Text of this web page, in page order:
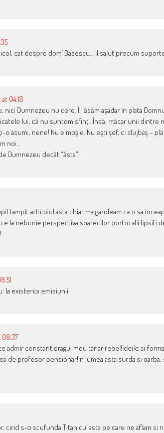
cat despre dom’ Basescu… il salut precum
at 04:18
nici Dumnezeu nu cere. Îl lăsăm aşadar în plata
lui, că nu suntem sfinţi. Însă, măcar unii dintre
o asumi, nene! Nu e moşie. Nu eşti şef, ci slujbaş –
noi…
Dumnezeu decât “ăsta”.
tampit articolul asta.chiar ma gandeam ca o sa
la nebunie perspectiva soarecilor portocalii lipsiti
la existenta emisiunii
09:37
admir constant,dragul meu tanar rebel!Ideile si
de profesor pensionar!In lumea asta surda si
cind s-o scufunda Titanicu’ asta pe care ne aflam